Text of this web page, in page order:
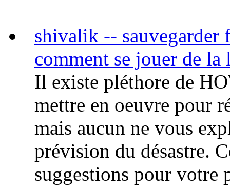
shivalik -- sauvegarder
comment se jouer de
Il existe pléthore de
mettre en oeuvre pour
mais aucun ne vous
prévision du désastre.
suggestions pour votre